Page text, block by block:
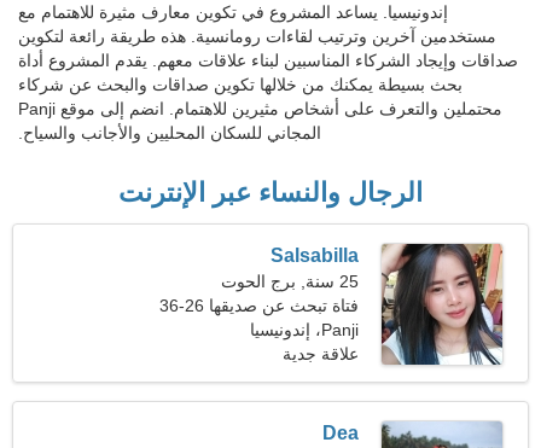
إندونيسيا. يساعد المشروع في تكوين معارف مثيرة للاهتمام مع
مستخدمين آخرين وترتيب لقاءات رومانسية. هذه طريقة رائعة لتكوين
صداقات وإيجاد الشركاء المناسبين لبناء علاقات معهم. يقدم المشروع أداة
بحث بسيطة يمكنك من خلالها تكوين صداقات والبحث عن شركاء
محتملين والتعرف على أشخاص مثيرين للاهتمام. انضم إلى موقع Panji
المجاني للسكان المحليين والأجانب والسياح.
الرجال والنساء عبر الإنترنت
Salsabilla
25 سنة, برج الحوت
فتاة تبحث عن صديقها 26-36
Panji، إندونيسيا
علاقة جدية
Dea